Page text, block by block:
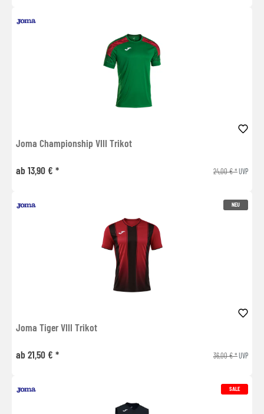
Joma Championship VIII Trikot
ab 13,90 € * 24,00 € *UVP
NEU
Joma Tiger VIII Trikot
ab 21,50 € * 36,00 € *UVP
SALE